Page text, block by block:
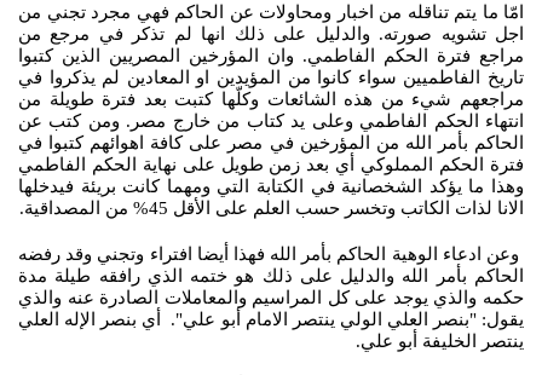
امّا ما يتم تناقله من اخبار ومحاولات عن الحاكم فهي مجرد تجني من
اجل تشويه صورته. والدليل على ذلك انها لم تذكر في مرجع من
مراجع فترة الحكم الفاطمي. وان المؤرخين المصريين الذين كتبوا
تاريخ الفاطميين سواء كانوا من المؤيدين او المعادين لم يذكروا في
مراجعهم شيء من هذه الشائعات وكلّها كتبت بعد فترة طويلة من
انتهاء الحكم الفاطمي وعلى يد كتاب من خارج مصر. ومن كتب عن
الحاكم بأمر الله من المؤرخين في مصر على كافة اهوائهم كتبوا في
فترة الحكم المملوكي أي بعد زمن طويل على نهاية الحكم الفاطمي
وهذا ما يؤكد الشخصانية في الكتابة التي ومهما كانت بريئة فيدخلها
الانا لذات الكاتب وتخسر حسب العلم على الأقل 45% من المصداقية.
وعن ادعاء الوهية الحاكم بأمر الله فهذا أيضا افتراء وتجني وقد رفضه
الحاكم بأمر الله والدليل على ذلك هو ختمه الذي رافقه طيلة مدة
حكمه والذي يوجد على كل المراسيم والمعاملات الصادرة عنه والذي
يقول: "بنصر العلي الولي ينتصر الامام أبو علي". أي بنصر الإله العلي
ينتصر الخليفة أبو علي.